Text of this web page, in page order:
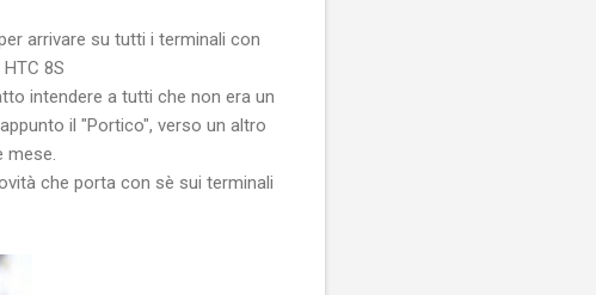
arrivare su tutti i terminali con
8S
intendere a tutti che non era un
il "Portico", verso un altro
che porta con sè sui terminali